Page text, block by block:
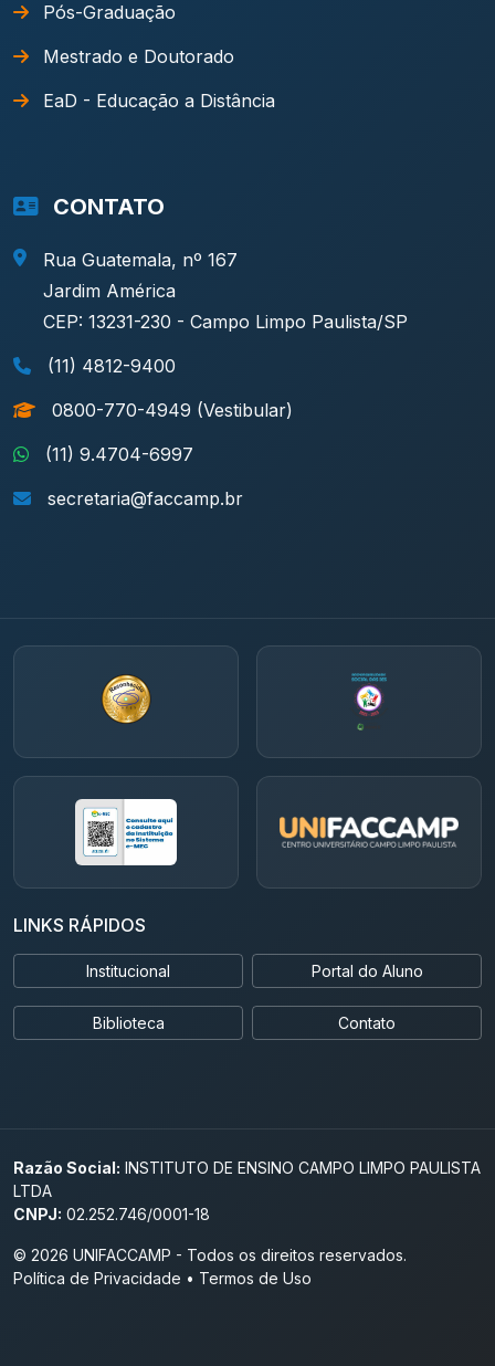
Pós-Graduação
Mestrado e Doutorado
EaD - Educação a Distância
CONTATO
Rua Guatemala, nº 167
Jardim América
CEP: 13231-230 - Campo Limpo Paulista/SP
(11) 4812-9400
0800-770-4949 (Vestibular)
(11) 9.4704-6997
secretaria@faccamp.br
LINKS RÁPIDOS
Institucional Portal do Aluno
Biblioteca Contato
Razão Social: INSTITUTO DE ENSINO CAMPO LIMPO PAULISTA
LTDA
CNPJ: 02.252.746/0001-18
© 2026 UNIFACCAMP - Todos os direitos reservados.
Política de Privacidade • Termos de Uso